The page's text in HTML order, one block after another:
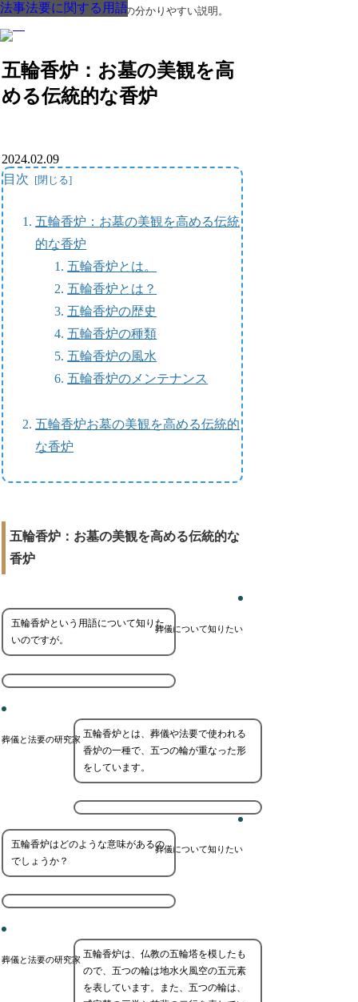
葬儀・葬式・法要についての分かりやすい説明。
五輪香炉：お墓の美観を高
める伝統的な香炉
法事法要に関する用語
2024.02.09
目次
五輪香炉：お墓の美観を高める伝統
的な香炉
五輪香炉とは。
五輪香炉とは？
五輪香炉の歴史
五輪香炉の種類
五輪香炉の風水
五輪香炉のメンテナンス
五輪香炉お墓の美観を高める伝統的
な香炉
五輪香炉：お墓の美観を高める伝統的な
香炉
葬儀について知りたい
五輪香炉という用語について知りた
いのですが。
葬儀と法要の研究家 五輪香炉とは、葬儀や法要で使われる
香炉の一種で、五つの輪が重なった形
をしています。
葬儀について知りたい
五輪香炉はどのような意味があるの
でしょうか？
葬儀と法要の研究家 五輪香炉は、仏教の五輪塔を模したも
ので、五つの輪は地水火風空の五元素
を表しています。また、五つの輪は、
法事法要に関する用語
法事法要に関する用語
法事法要に関する用語
法事法要に関する用語
法事法要に関する用語
法事法要に関する用語